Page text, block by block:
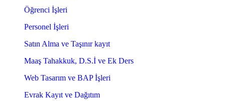
Öğrenci İşleri
Personel İşleri
Satın Alma ve Taşınır kayıt
Maaş Tahakkuk, D.S.İ ve Ek Ders
Web Tasarım ve BAP İşleri
Evrak Kayıt ve Dağıtım